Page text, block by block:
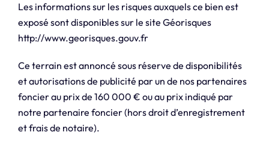
Les informations sur les risques auxquels ce bien est
exposé sont disponibles sur le site Géorisques
http://www.georisques.gouv.fr
Ce terrain est annoncé sous réserve de disponibilités
et autorisations de publicité par un de nos partenaires
foncier au prix de 160 000 € ou au prix indiqué par
notre partenaire foncier (hors droit d’enregistrement
et frais de notaire).